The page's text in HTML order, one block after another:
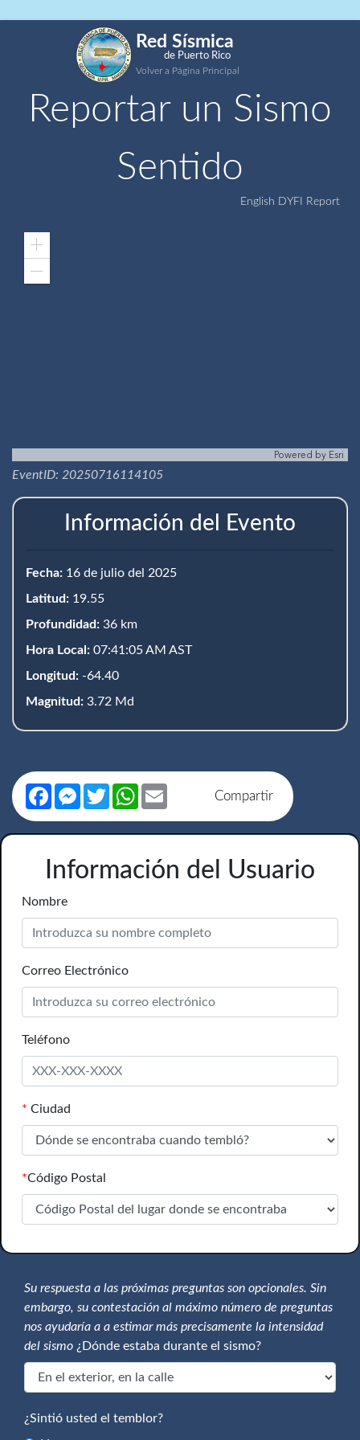
Red Sísmica
de Puerto Rico
Volver a Página Principal
Reportar un Sismo
Sentido
English DYFI Report
Zoom
Powered by Esri
EventID: 20250716114105
Información del Evento
Fecha: 16 de julio del 2025
Latitud: 19.55
Profundidad: 36 km
Hora Local: 07:41:05 AM AST
Longitud: -64.40
Magnitud: 3.72 Md
Compartir
FacebookMessenger
TwitterWhatsApp
Información del Usuario
Nombre
Correo Electrónico
Teléfono
* Ciudad
*Código Postal
Su respuesta a las próximas preguntas son opcionales. Sin
embargo, su contestación al máximo número de preguntas
nos ayudaría a a estimar más precisamente la intensidad
del sismo ¿Dónde estaba durante el sismo?
¿Sintió usted el temblor?